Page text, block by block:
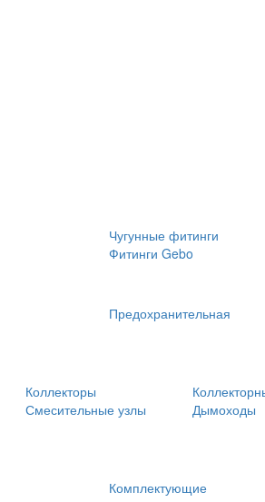
Чугунные фитинги
Фитинги Gebo
Предохранительная
Коллекторы
Смесительные узлы
Дымоходы
Комплектующие